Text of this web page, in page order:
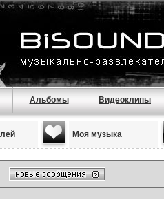
Альбомы Видеоклипы
Моя музыка